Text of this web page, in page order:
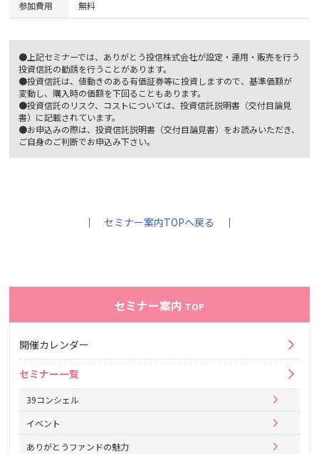
参加費用 無料
●上記セミナーでは、ありがとう投信株式会社が設定・運用・販売を行う
投資信託の勧誘を行うことがあります。
●投資信託は、値動きのある有価証券等に投資しますので、基準価額が
変動し、購入時の価額を下回ることもあります。
●投資信託のリスク、コストについては、投資信託説明書（交付目論見
書）に記載されています。
●お申込みの際は、投資信託説明書（交付目論見書）をお読みいただき、
ご自身のご判断でお申込み下さい。
｜セミナー案内TOPへ戻る ｜
セミナー案内 TOP
開催カレンダー
セミナー一覧
39コンシェル
イベント
ありがとうファンドの魅力